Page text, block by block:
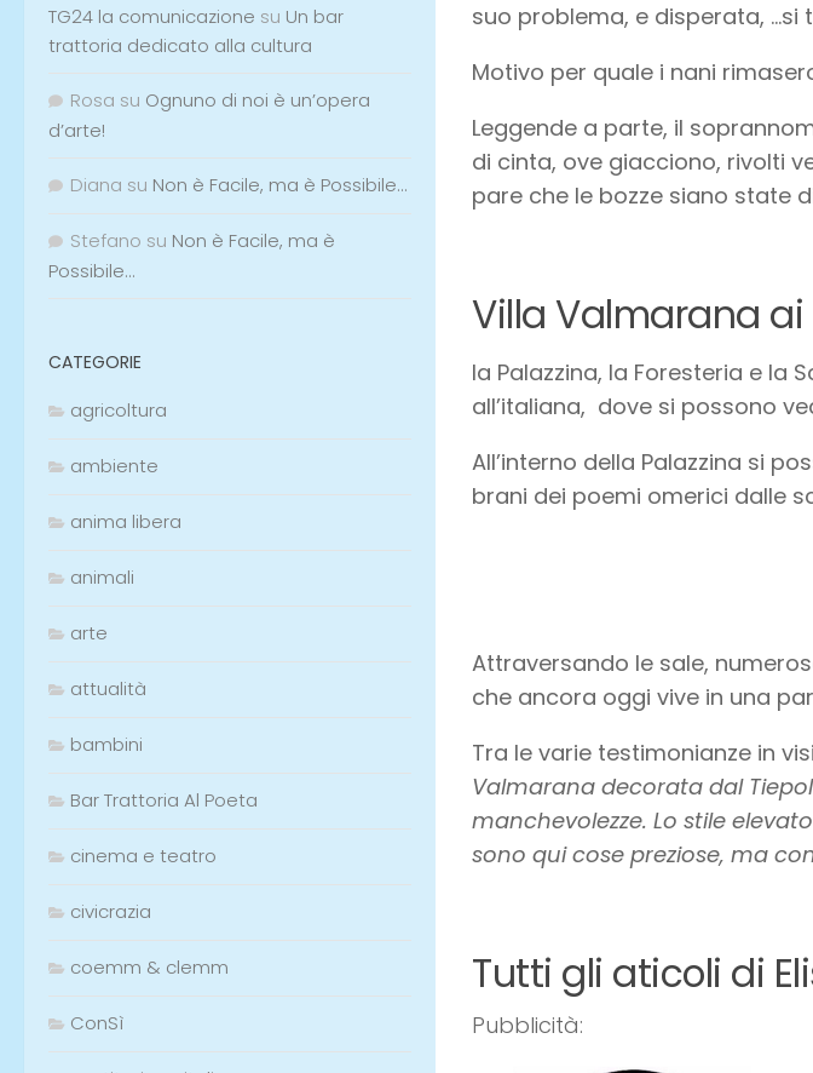
suo problema, e disperata,
Motivo per quale i nani
Leggende a parte, il
di cinta, ove giacciono, rivolti
pare che le bozze siano state
Villa Valmarana
la Palazzina, la Foresteria e la
all’italiana, dove si possono
All’interno della Palazzina si
brani dei poemi omerici dalle
Attraversando le sale,
che ancora oggi vive in una
Tra le varie testimonianze in
Valmarana decorata dal
manchevolezze. Lo stile
sono qui cose preziose, ma
Tutti gli aticoli di
Pubblicità:
TG24 la comunicazione su Un bar
trattoria dedicato alla cultura
Rosa su Ognuno di noi è un’opera
d’arte!
Diana su Non è Facile, ma è Possibile…
Stefano su Non è Facile, ma è
Possibile…
CATEGORIE
agricoltura
ambiente
anima libera
animali
arte
attualità
bambini
Bar Trattoria Al Poeta
cinema e teatro
civicrazia
coemm & clemm
ConSì